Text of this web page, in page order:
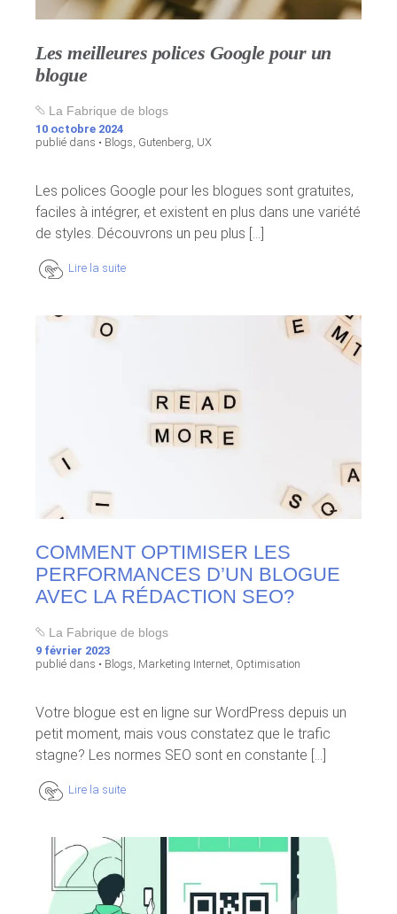
Les meilleures polices Google pour un
blogue
La Fabrique de blogs
10 octobre 2024
publié dans • Blogs, Gutenberg, UX
Les polices Google pour les blogues sont gratuites,
faciles à intégrer, et existent en plus dans une variété
de styles. Découvrons un peu plus [...]
Lire la suite
COMMENT OPTIMISER LES
PERFORMANCES D’UN BLOGUE
AVEC LA RÉDACTION SEO?
La Fabrique de blogs
9 février 2023
publié dans • Blogs, Marketing Internet, Optimisation
Votre blogue est en ligne sur WordPress depuis un
petit moment, mais vous constatez que le trafic
stagne? Les normes SEO sont en constante [...]
Lire la suite